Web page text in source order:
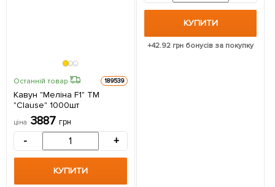
Останній товар 189539
Кавун "Меліна F1" ТМ
"Clause" 1000шт
ціна 3887 грн
- +
КУПИТИ
КУПИТИ
+42.92 грн бонусів за покупку